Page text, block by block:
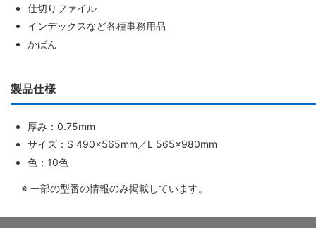
仕切りファイル
インデックスなど各種事務用品
かばん
製品仕様
厚み：0.75mm
サイズ：S 490×565mm／L 565×980mm
色：10色
※ 一部の型番の情報のみ掲載しています。